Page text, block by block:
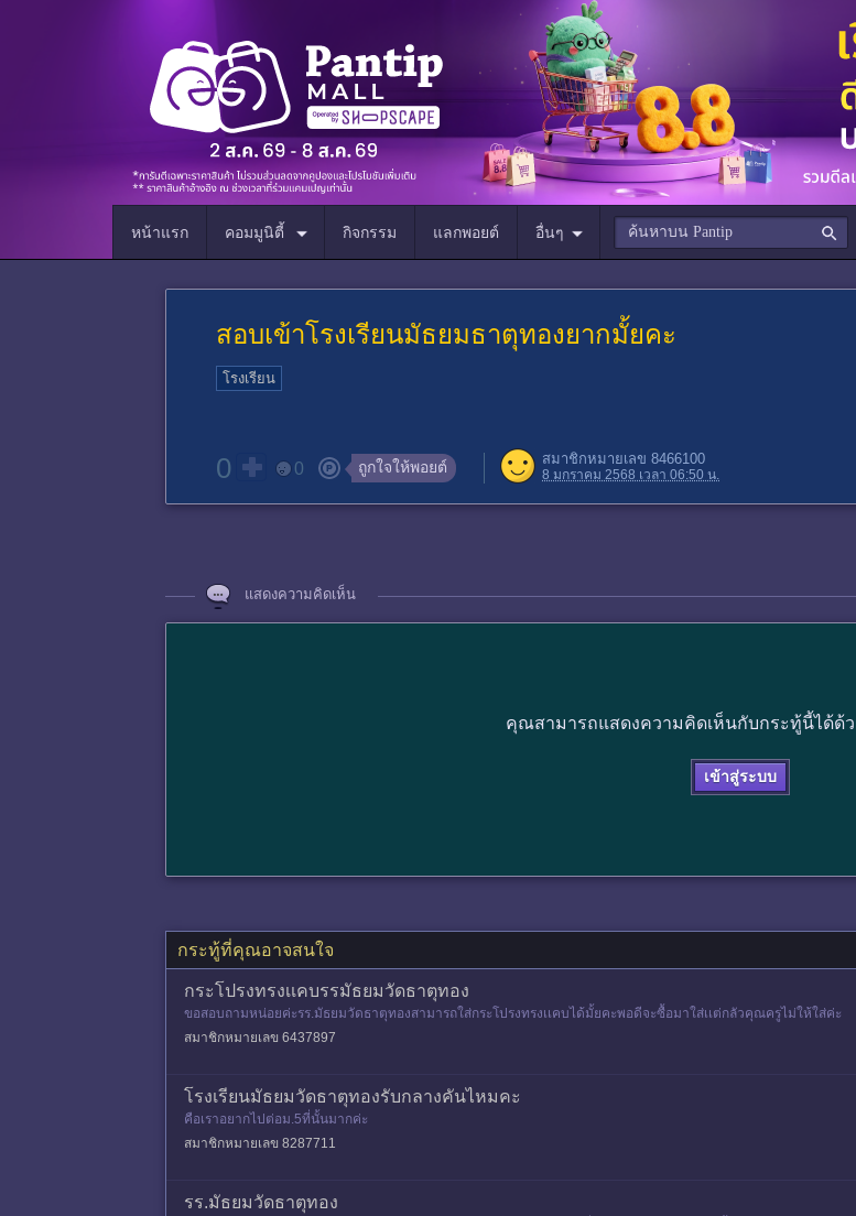
หน้าแรก คอมมูนิตี้ กิจกรรม แลกพอยต์ อื่นๆ
สอบเข้าโรงเรียนมัธยมธาตุทองยากมั้ยคะ
โรงเรียน
0 0 ถูกใจให้พอยต์ สมาชิกหมายเลข 8466100
8 มกราคม 2568 เวลา 06:50 น.
แสดงความคิดเห็น
คุณสามารถแสดงความคิดเห็นกับกระทู้นี้ได้ด้ว
เข้าสู่ระบบ
กระทู้ที่คุณอาจสนใจ
กระโปรงทรงเเคบรรมัธยมวัดธาตุทอง
ขอสอบถามหน่อยค่ะรร.มัธยมวัดธาตุทองสามารถใส่กระโปรงทรงเเคบได้มั้ยคะพอดีจะซื้อมาใส่เเต่กลัวคุณครูไม่ให้ใส่ค่ะ
สมาชิกหมายเลข 6437897
โรงเรียนมัธยมวัดธาตุทองรับกลางคันไหมคะ
คือเราอยากไปต่อม.5ที่นั้นมากค่ะ
สมาชิกหมายเลข 8287711
รร.มัธยมวัดธาตุทอง